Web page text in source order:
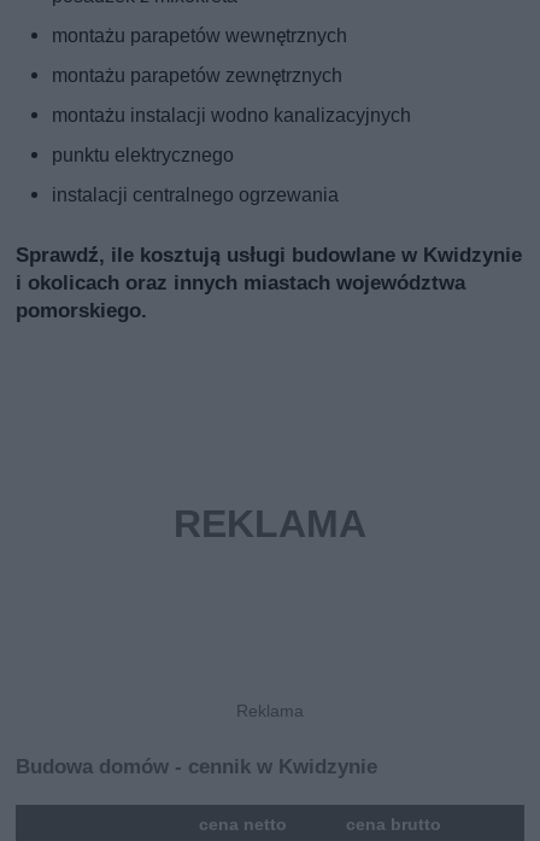
montażu parapetów wewnętrznych
montażu parapetów zewnętrznych
montażu instalacji wodno kanalizacyjnych
punktu elektrycznego
instalacji centralnego ogrzewania
Sprawdź, ile kosztują usługi budowlane w Kwidzynie
i okolicach oraz innych miastach województwa
pomorskiego.
Budowa domów - cennik w Kwidzynie
cena netto cena brutto